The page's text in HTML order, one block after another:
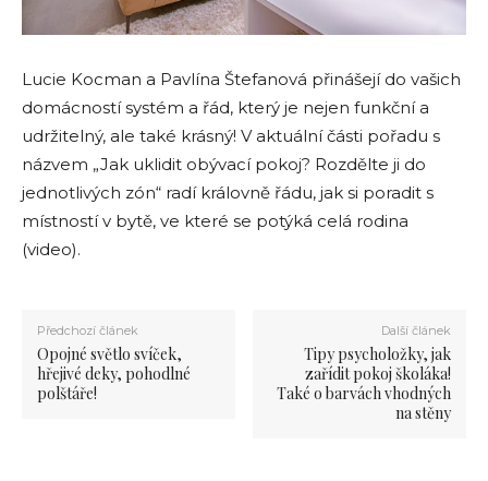
Lucie Kocman a Pavlína Štefanová přinášejí do vašich
domácností systém a řád, který je nejen funkční a
udržitelný, ale také krásný! V aktuální části pořadu s
názvem „Jak uklidit obývací pokoj? Rozdělte ji do
jednotlivých zón“ radí královně řádu, jak si poradit s
místností v bytě, ve které se potýká celá rodina
(video).
Předchozí článek
Opojné světlo svíček,
hřejivé deky, pohodlné
polštáře!
Další článek
Tipy psycholožky, jak
zařídit pokoj školáka!
Také o barvách vhodných
na stěny